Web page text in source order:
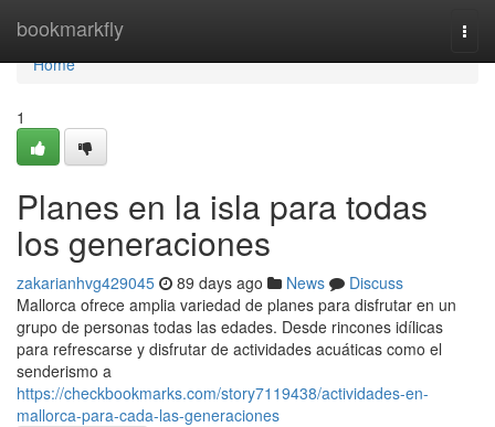
bookmarkfly
Home
Home
1
Planes en la isla para todas
los generaciones
zakarianhvg429045 89 days ago News
Discuss
Mallorca ofrece amplia variedad de planes para disfrutar en un
grupo de personas todas las edades. Desde rincones idílicas
para refrescarse y disfrutar de actividades acuáticas como el
senderismo a
https://checkbookmarks.com/story7119438/actividades-en-
mallorca-para-cada-las-generaciones